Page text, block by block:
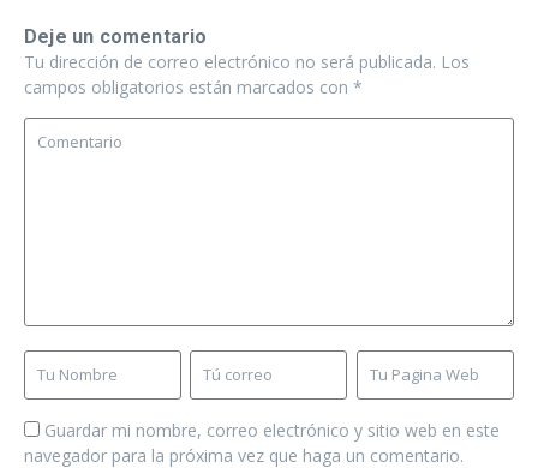
Deje un comentario
Tu dirección de correo electrónico no será publicada. Los
campos obligatorios están marcados con *
Guardar mi nombre, correo electrónico y sitio web en este
navegador para la próxima vez que haga un comentario.